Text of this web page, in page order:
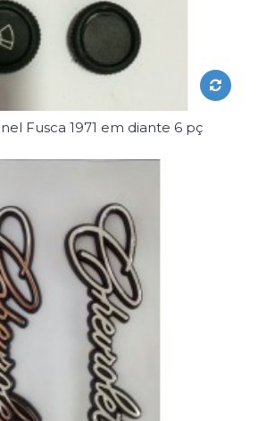
Fusca 1971 em diante 6 pç